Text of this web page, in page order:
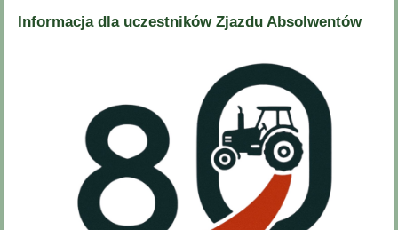
Informacja dla uczestników Zjazdu Absolwentów